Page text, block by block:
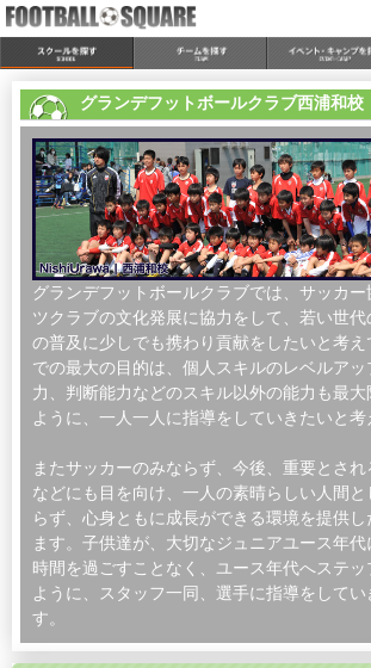
グランデフットボールクラブ西浦和校
グランデフットボールクラブでは、サッカ
ツクラブの文化発展に協力をして、若い世
の普及に少しでも携わり貢献をしたいと考
での最大の目的は、個人スキルのレベルア
力、判断能力などのスキル以外の能力も最大
ように、一人一人に指導をしていきたいと考
またサッカーのみならず、今後、重要とさ
などにも目を向け、一人の素晴らしい人間
らず、心身ともに成長ができる環境を提供し
ます。子供達が、大切なジュニアユース年
時間を過ごすことなく、ユース年代へステッ
ように、スタッフ一同、選手に指導をしてい
す。